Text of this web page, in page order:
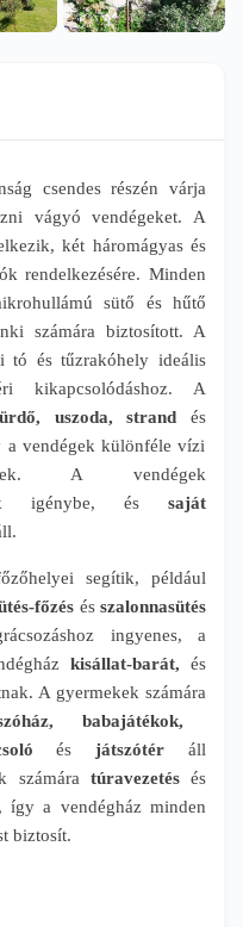
csendes részén várja
vágyó vendégeket. A
két háromágyas és
rendelkezésére. Minden
sütő és hűtő
számára biztosított. A
tó és tűzrakóhely ideális
kikapcsolódáshoz. A
uszoda, strand és
a vendégek különféle vízi
A vendégek
igénybe, és saját
segítik, például
főzés ésszalonnasütés
ingyenes, a
kisállat-barát, és
A gyermekek számára
babajátékok,
ésjátszótér áll
számára túravezetésés
így a vendégház minden
biztosít.